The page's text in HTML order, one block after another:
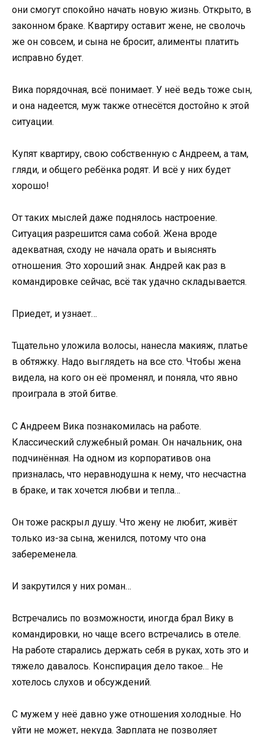
они смогут спокойно начать новую жизнь. Открыто, в
законном браке. Квартиру оставит жене, не сволочь
же он совсем, и сына не бросит, алименты платить
исправно будет.
Вика порядочная, всё понимает. У неё ведь тоже сын,
и она надеется, муж также отнесётся достойно к этой
ситуации.
Купят квартиру, свою собственную с Андреем, а там,
гляди, и общего ребёнка родят. И всё у них будет
хорошо!
От таких мыслей даже поднялось настроение.
Ситуация разрешится сама собой. Жена вроде
адекватная, сходу не начала орать и выяснять
отношения. Это хороший знак. Андрей как раз в
командировке сейчас, всё так удачно складывается.
Приедет, и узнает…
Тщательно уложила волосы, нанесла макияж, платье
в обтяжку. Надо выглядеть на все сто. Чтобы жена
видела, на кого он её променял, и поняла, что явно
проиграла в этой битве.
С Андреем Вика познакомилась на работе.
Классический служебный роман. Он начальник, она
подчинённая. На одном из корпоративов она
призналась, что неравнодушна к нему, что несчастна
в браке, и так хочется любви и тепла…
Он тоже раскрыл душу. Что жену не любит, живёт
только из-за сына, женился, потому что она
забеременела.
И закрутился у них роман…
Встречались по возможности, иногда брал Вику в
командировки, но чаще всего встречались в отеле.
На работе старались держать себя в руках, хоть это и
тяжело давалось. Конспирация дело такое… Не
хотелось слухов и обсуждений.
С мужем у неё давно уже отношения холодные. Но
уйти не может, некуда. Зарплата не позволяет